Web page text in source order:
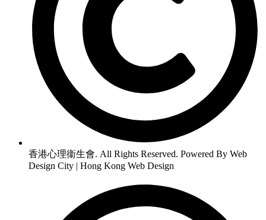
香港心理衞生會. All Rights Reserved. Powered By Web
Design City | Hong Kong Web Design